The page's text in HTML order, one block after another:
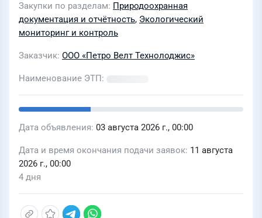
негативного воздействия
Закупки по разделам
Природоохранная
документация и отчётность, Экологический
мониторинг и контроль
Заказчик ООО «Петро Велт Технолоджис»
Наименование ЭТП
Дата объявления 03 августа 2026 г., 00:00
Дата и время окончания подачи заявок 11 августа
2026 г., 00:00
4 дня